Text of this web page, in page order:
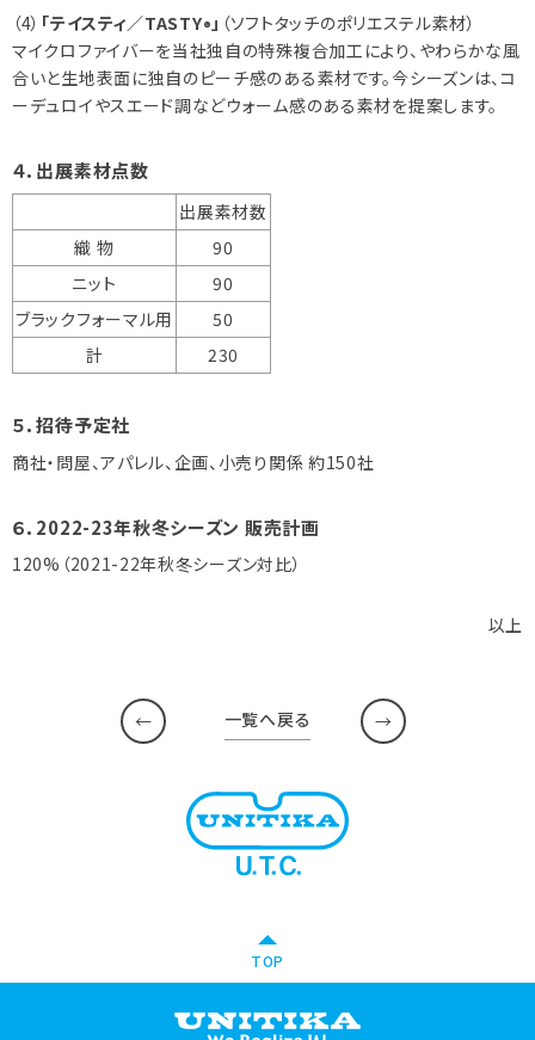
（4） 「テイスティ／TASTY®」 （ソフトタッチのポリエステル素材）
マイクロファイバーを当社独自の特殊複合加工により、やわらかな風
合いと生地表面に独自のピーチ感のある素材です。今シーズンは、コ
ーデュロイやスエード調などウォーム感のある素材を提案します。
４．出展素材点数
出展素材数
織 物
90
ニット
90
ブラックフォーマル用
50
計
230
５．招待予定社
商社・問屋、アパレル、企画、小売り関係 約150社
６．2022-23年秋冬シーズン 販売計画
120%（2021-22年秋冬シーズン対比）
以上
一覧へ戻る
TOP